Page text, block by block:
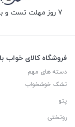
7 روز مهلت تست و بازگشت کالا
فروشگاه کالای خواب
دسته های مهم
تشک خوشخواب
پتو
روتختی